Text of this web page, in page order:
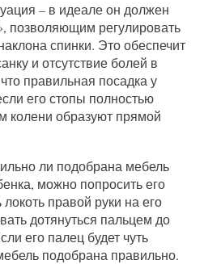
– в идеале он должен
позволяющим регулировать
спинки. Это обеспечит
и отсутствие болей в
правильная посадка у
его стопы полностью
колени образуют прямой
ли подобрана мебель
можно попросить его
правой руки на его
дотянуться пальцем до
его палец будет чуть
подобрана правильно.